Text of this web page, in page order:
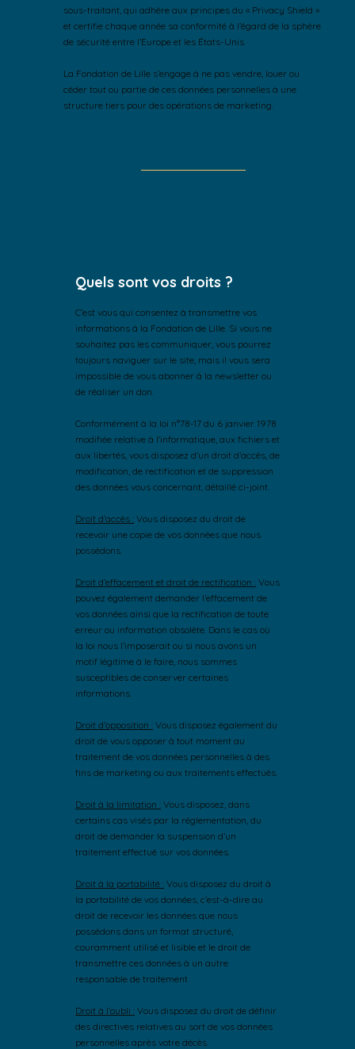
sous-traitant, qui adhère aux principes du « Privacy Shield »
et certifie chaque année sa conformité à l’égard de la sphère
de sécurité entre l’Europe et les États-Unis.
La Fondation de Lille s’engage à ne pas vendre, louer ou
céder tout ou partie de ces données personnelles à une
structure tiers pour des opérations de marketing.
Quels sont vos droits ?
C’est vous qui consentez à transmettre vos
informations à la Fondation de Lille. Si vous ne
souhaitez pas les communiquer, vous pourrez
toujours naviguer sur le site, mais il vous sera
impossible de vous abonner à la newsletter ou
de réaliser un don.
Conformément à la loi n°78-17 du 6 janvier 1978
modifiée relative à l’informatique, aux fichiers et
aux libertés, vous disposez d’un droit d’accès, de
modification, de rectification et de suppression
des données vous concernant, détaillé ci-joint.
Droit d’accès : Vous disposez du droit de
recevoir une copie de vos données que nous
possédons.
Droit d’effacement et droit de rectification : Vous
pouvez également demander l’effacement de
vos données ainsi que la rectification de toute
erreur ou information obsolète. Dans le cas où
la loi nous l’imposerait ou si nous avons un
motif légitime à le faire, nous sommes
susceptibles de conserver certaines
informations.
Droit d’opposition : Vous disposez également du
droit de vous opposer à tout moment au
traitement de vos données personnelles à des
fins de marketing ou aux traitements effectués.
Droit à la limitation : Vous disposez, dans
certains cas visés par la réglementation, du
droit de demander la suspension d’un
traitement effectué sur vos données.
Droit à la portabilité : Vous disposez du droit à
la portabilité de vos données, c’est-à-dire au
droit de recevoir les données que nous
possédons dans un format structuré,
couramment utilisé et lisible et le droit de
transmettre ces données à un autre
responsable de traitement.
Droit à l’oubli : Vous disposez du droit de définir
des directives relatives au sort de vos données
personnelles après votre décès.